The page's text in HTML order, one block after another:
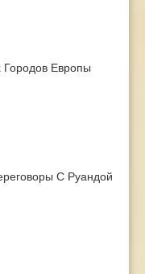
Европы
С Руандой